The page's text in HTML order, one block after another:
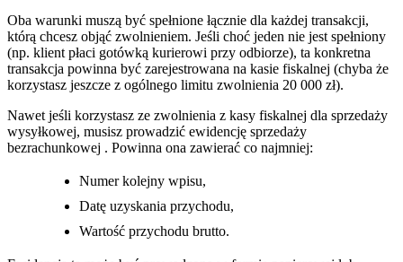
Oba warunki muszą być spełnione łącznie dla każdej transakcji,
którą chcesz objąć zwolnieniem. Jeśli choć jeden nie jest spełniony
(np. klient płaci gotówką kurierowi przy odbiorze), ta konkretna
transakcja powinna być zarejestrowana na kasie fiskalnej (chyba że
korzystasz jeszcze z ogólnego limitu zwolnienia 20 000 zł).
Nawet jeśli korzystasz ze zwolnienia z kasy fiskalnej dla sprzedaży
wysyłkowej, musisz prowadzić ewidencję sprzedaży
bezrachunkowej . Powinna ona zawierać co najmniej:
Numer kolejny wpisu,
Datę uzyskania przychodu,
Wartość przychodu brutto.